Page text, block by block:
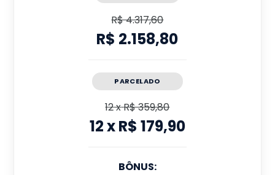
R$ 4.317,60
R$ 2.158,80
PARCELADO
12xR$ 359,80
12xR$ 179,90
BÔNUS: